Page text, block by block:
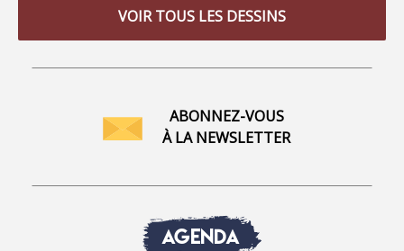
VOIR TOUS LES DESSINS
ABONNEZ-VOUS
À LA NEWSLETTER
AGENDA